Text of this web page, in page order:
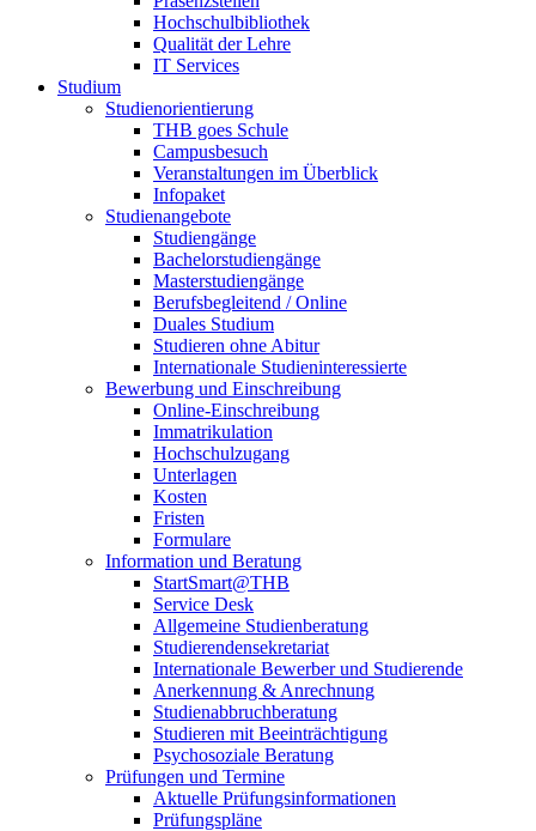
Hochschulbibliothek
Qualität der Lehre
IT Services
Studium
Studienorientierung
THB goes Schule
Campusbesuch
Veranstaltungen im Überblick
Infopaket
Studienangebote
Studiengänge
Bachelorstudiengänge
Masterstudiengänge
Berufsbegleitend / Online
Duales Studium
Studieren ohne Abitur
Internationale Studieninteressierte
Bewerbung und Einschreibung
Online-Einschreibung
Immatrikulation
Hochschulzugang
Unterlagen
Kosten
Fristen
Formulare
Information und Beratung
StartSmart@THB
Service Desk
Allgemeine Studienberatung
Studierendensekretariat
Internationale Bewerber und Studierende
Anerkennung & Anrechnung
Studienabbruchberatung
Studieren mit Beeinträchtigung
Psychosoziale Beratung
Prüfungen und Termine
Aktuelle Prüfungsinformationen
Prüfungspläne